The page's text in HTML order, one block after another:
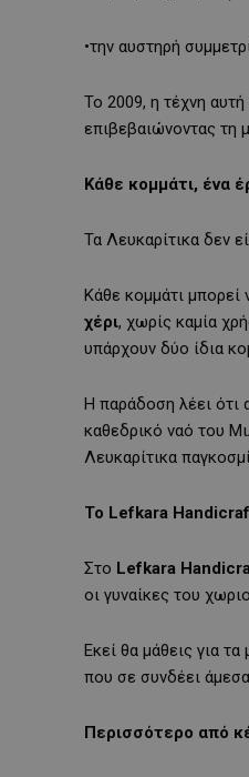
•την αυστηρή
Το 2009, η τέχνη
επιβεβαιώνοντας τη
Κάθε κομμάτι, ένα
Τα Λευκαρίτικα δεν
Κάθε κομμάτι μπορεί
χέρι, χωρίς καμία
υπάρχουν δύο ίδια
Η παράδοση λέει ότι
καθεδρικό ναό του
Λευκαρίτικα
Το Lefkara
Στο Lefkara
οι γυναίκες του
Εκεί θα μάθεις για
που σε συνδέει
Περισσότερο από